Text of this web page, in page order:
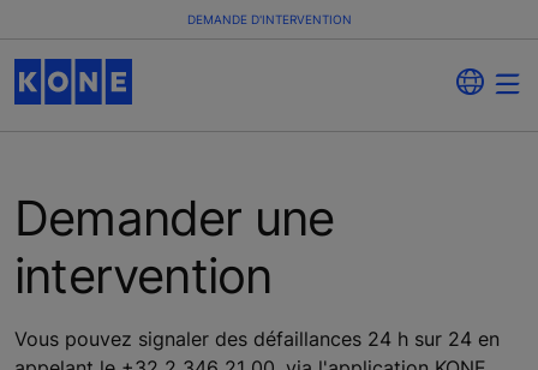
DEMANDE D'INTERVENTION
Demander une
intervention
Vous pouvez signaler des défaillances 24 h sur 24 en